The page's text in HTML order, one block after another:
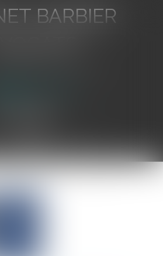
BARBIER